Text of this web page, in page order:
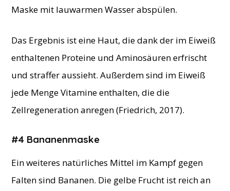
Maske mit lauwarmen Wasser abspülen.
Das Ergebnis ist eine Haut, die dank der im Eiweiß
enthaltenen Proteine und Aminosäuren erfrischt
und straffer aussieht. Außerdem sind im Eiweiß
jede Menge Vitamine enthalten, die die
Zellregeneration anregen (Friedrich, 2017).
#4 Bananenmaske
Ein weiteres natürliches Mittel im Kampf gegen
Falten sind Bananen. Die gelbe Frucht ist reich an